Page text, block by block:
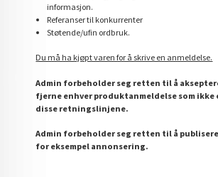
informasjon.
Referanser til konkurrenter
Støtende/ufin ordbruk.
Du må ha kjøpt varen for å skrive en anmeldelse.
Admin forbeholder seg retten til å
fjerne enhver produktanmeldelse som ikke
disse retningslinjene.
Admin forbeholder seg retten til å
for eksempel annonsering.